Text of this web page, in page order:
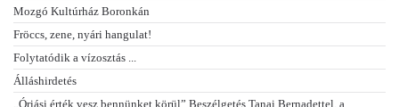
Mozgó Kultúrház Boronkán
Fröccs, zene, nyári hangulat!
Folytatódik a vízosztás ...
Álláshirdetés
„Óriási érték vesz bennünket körül” Beszélgetés Tanai Bernadettel, a